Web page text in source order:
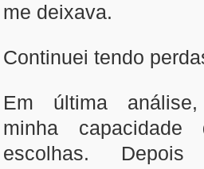
me deixava.
Continuei tendo
Em última
minha
escolhas.